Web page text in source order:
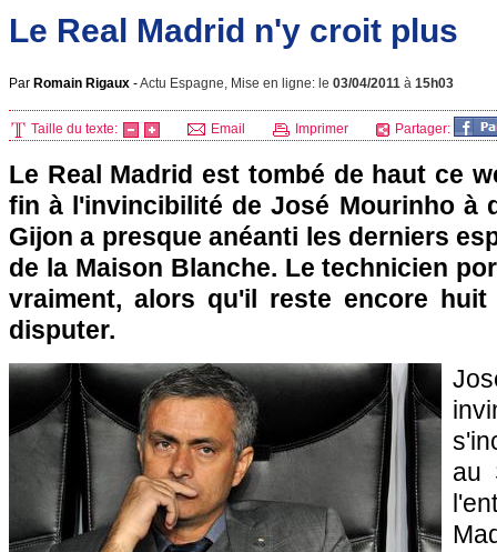
Le Real Madrid n'y croit plus
Par Romain Rigaux -Actu Espagne, Mise en ligne: le 03/04/2011 à 15h03
Taille du texte: Email Imprimer Partager:
Le Real Madrid est tombé de haut ce
fin à l'invincibilité de José Mourinho à
Gijon a presque anéanti les derniers
de la Maison Blanche. Le technicien
vraiment, alors qu'il reste encore
disputer.
au